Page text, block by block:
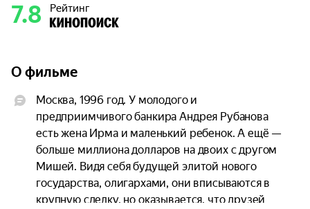
7.8 Рейтинг
О фильме
Москва, 1996 год. У молодого и
предприимчивого банкира Андрея Рубанова
есть жена Ирма и маленький ребенок. А ещё —
больше миллиона долларов на двоих с другом
Мишей. Видя себя будущей элитой нового
государства, олигархами, они вписываются в
крупную сделку, но оказывается, что друзей